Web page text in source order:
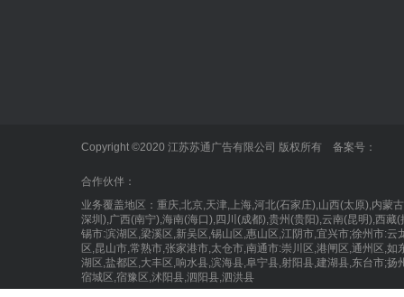
LED显示屏
Copyright ©2020 江苏苏通广告有限公司 版权所有 备案号：
合作伙伴：
业务覆盖地区：重庆,北京,天津,上海,河北(石家庄),山西(太
深圳),广西(南宁),海南(海口),四川(成都),贵州(贵阳),云南(昆明),西
锡市:滨湖区,梁溪区,新吴区,锡山区,惠山区,江阴市,宜兴市;徐州市:
区,昆山市,常熟市,张家港市,太仓市,南通市:崇川区,港闸区,通州区,
湖区,盐都区,大丰区,响水县,滨海县,阜宁县,射阳县,建湖县,东台市;
宿城区,宿豫区,沭阳县,泗阳县,泗洪县